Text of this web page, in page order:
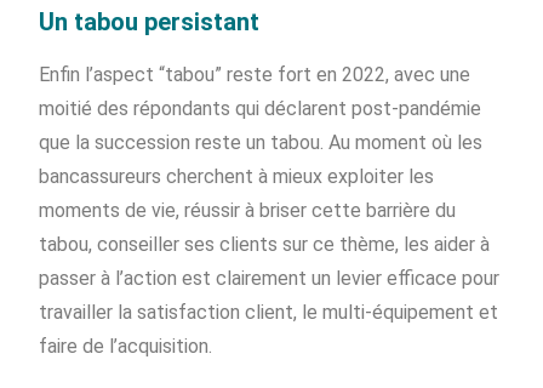
Un tabou persistant
Enfin l’aspect “tabou” reste fort en 2022, avec une
moitié des répondants qui déclarent post-pandémie
que la succession reste un tabou. Au moment où les
bancassureurs cherchent à mieux exploiter les
moments de vie, réussir à briser cette barrière du
tabou, conseiller ses clients sur ce thème, les aider à
passer à l’action est clairement un levier efficace pour
travailler la satisfaction client, le multi-équipement et
faire de l’acquisition.